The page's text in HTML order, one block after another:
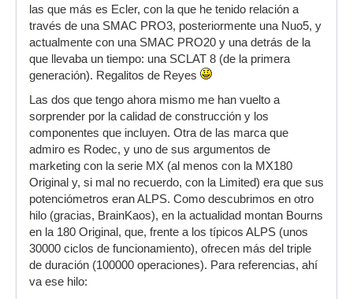
las que más es Ecler, con la que he tenido relación a
través de una SMAC PRO3, posteriormente una Nuo5, y
actualmente con una SMAC PRO20 y una detrás de la
que llevaba un tiempo: una SCLAT 8 (de la primera
generación). Regalitos de Reyes
Las dos que tengo ahora mismo me han vuelto a
sorprender por la calidad de construcción y los
componentes que incluyen. Otra de las marca que
admiro es Rodec, y uno de sus argumentos de
marketing con la serie MX (al menos con la MX180
Original y, si mal no recuerdo, con la Limited) era que sus
potenciómetros eran ALPS. Como descubrimos en otro
hilo (gracias, BrainKaos), en la actualidad montan Bourns
en la 180 Original, que, frente a los típicos ALPS (unos
30000 ciclos de funcionamiento), ofrecen más del triple
de duración (100000 operaciones). Para referencias, ahí
va ese hilo: